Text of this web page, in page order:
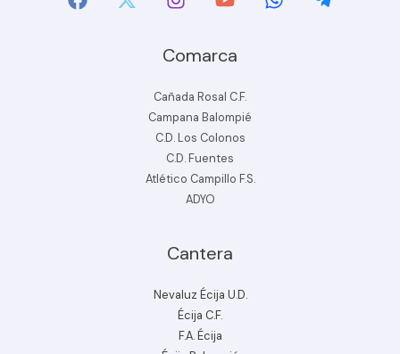
Comarca
Cañada Rosal C.F.
Campana Balompié
C.D. Los Colonos
C.D. Fuentes
Atlético Campillo F.S.
ADYO
Cantera
Nevaluz Écija U.D.
Écija C.F.
F.A. Écija